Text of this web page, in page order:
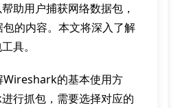
助用户捕获网络数据包，
的内容。本文将深入了解
具。
Wireshark的基本使用方
行抓包，需要选择对应的